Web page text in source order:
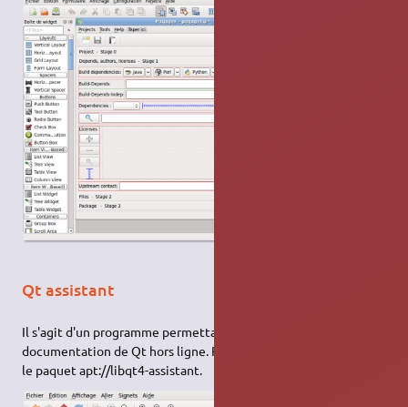
Qt assistant
Il s'agit d'un programme permettant de consulter la
documentation de Qt hors ligne. Pour l'installer, il faut installer
le paquet apt://libqt4-assistant.